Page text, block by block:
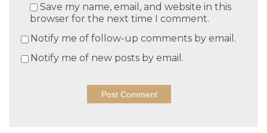
Save my name, email, and website in this
browser for the next time I comment.
Notify me of follow-up comments by email.
Notify me of new posts by email.